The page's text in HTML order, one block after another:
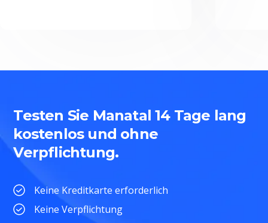
Testen Sie Manatal 14 Tage lang
kostenlos und ohne
Verpflichtung.
Keine Kreditkarte erforderlich
Keine Verpflichtung